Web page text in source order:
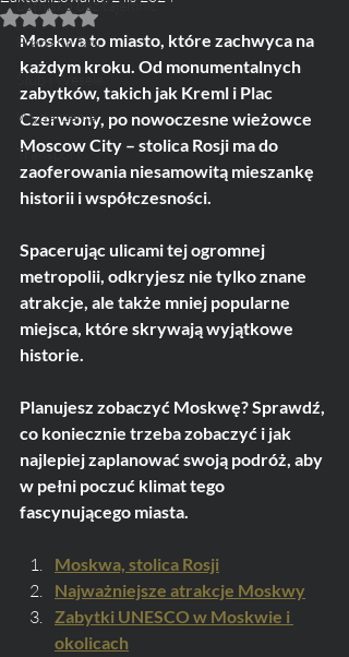
Lotnisko bez tajemnic
Praca na Taxi
Ślub i Wesele
Wydarzenia
Transport
Oceniono na NaN z 5 gwiazdek.
Moskwa to miasto, które zachwyca na
każdym kroku. Od monumentalnych
zabytków, takich jak Kreml i Plac
Czerwony, po nowoczesne wieżowce
Moscow City – stolica Rosji ma do
zaoferowania niesamowitą mieszankę
historii i współczesności.
Spacerując ulicami tej ogromnej
metropolii, odkryjesz nie tylko znane
atrakcje, ale także mniej popularne
miejsca, które skrywają wyjątkowe
historie.
Planujesz zobaczyć Moskwę? Sprawdź,
co koniecznie trzeba zobaczyć i jak
najlepiej zaplanować swoją podróż, aby
w pełni poczuć klimat tego
fascynującego miasta.
Moskwa, stolica Rosji
Najważniejsze atrakcje Moskwy
Zabytki UNESCO w Moskwie i
okolicach